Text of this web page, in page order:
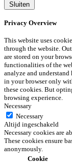
Sluiten
Privacy Overview
This website uses
through the website.
are stored on your
functionalities of the
analyze and
in your browser only
these cookies. But
browsing experience.
Necessary
Necessary
Altijd ingeschakeld
Necessary cookies are
These cookies ensure
anonymously.
Cookie